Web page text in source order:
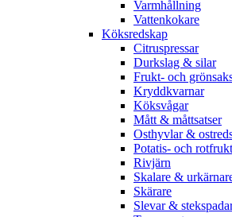
Varmhållning
Vattenkokare
Köksredskap
Citruspressar
Durkslag & silar
Frukt- och
Kryddkvarnar
Köksvågar
Mått & måttsatser
Osthyvlar &
Potatis- och
Rivjärn
Skalare &
Skärare
Slevar &